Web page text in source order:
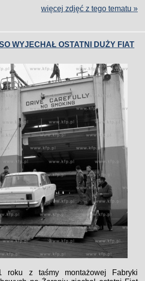
więcej zdjęć z tego tematu »
WYJECHAŁ OSTATNI DUŻY FIAT
roku z taśmy montażowej Fabryki